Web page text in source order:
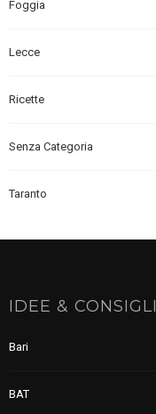
Foggia
Lecce
Ricette
Senza Categoria
Taranto
IDEE & CONSIGLI
Bari
BAT